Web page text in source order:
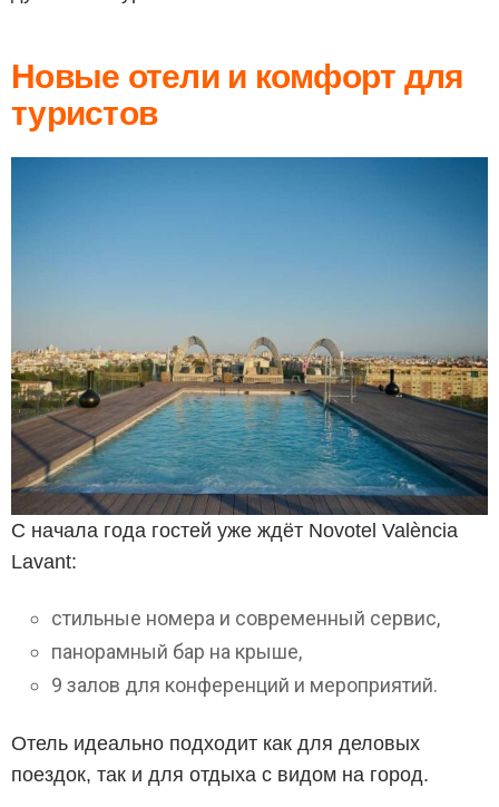
Новые отели и комфорт для
туристов
С начала года гостей уже ждёт Novotel València
Lavant:
стильные номера и современный сервис,
панорамный бар на крыше,
9 залов для конференций и мероприятий.
Отель идеально подходит как для деловых
поездок, так и для отдыха с видом на город.